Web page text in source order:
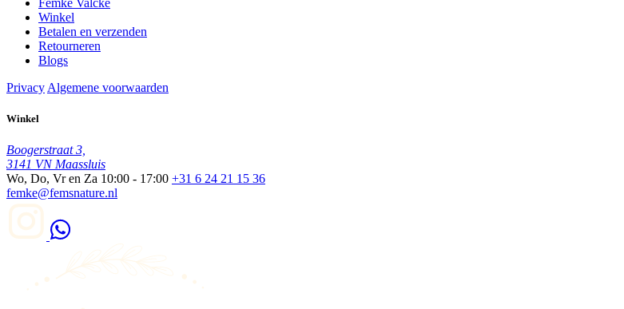
Winkel
Betalen en verzenden
Retourneren
Blogs
Privacy Algemene voorwaarden
Winkel
Boogerstraat 3,
3141 VN Maassluis
Wo, Do, Vr en Za 10:00 - 17:00 +31 6 24 21 15 36
femke@femsnature.nl